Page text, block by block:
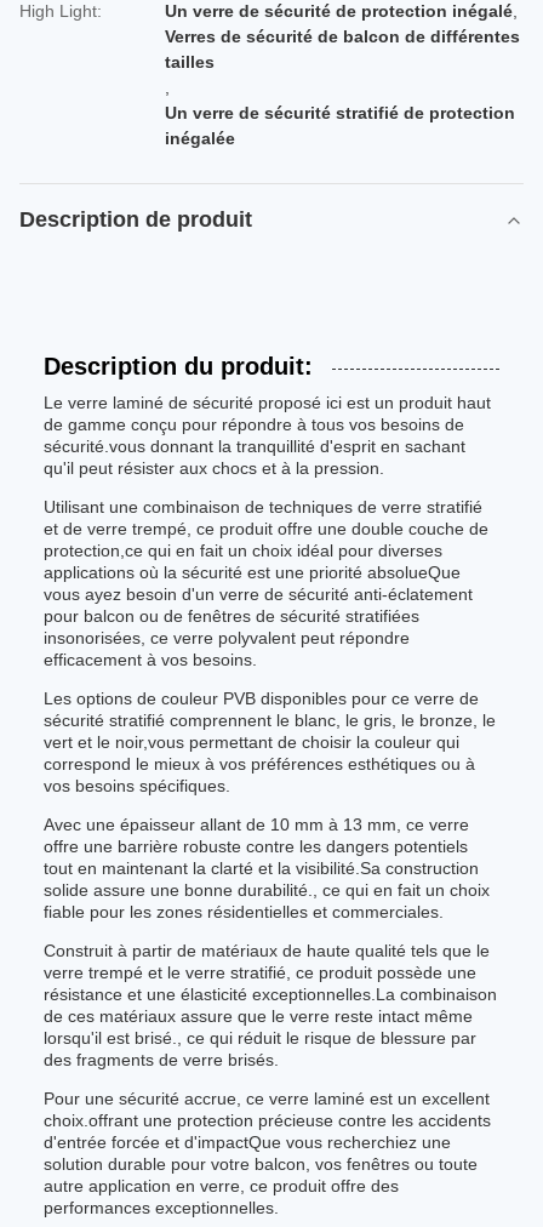
High Light: Un verre de sécurité de protection inégalé
Verres de sécurité de balcon de différentes
tailles
Un verre de sécurité stratifié de protection
inégalée
Description de produit
Description du produit:
Le verre laminé de sécurité proposé ici est un produit haut
de gamme conçu pour répondre à tous vos besoins de
sécurité.vous donnant la tranquillité d'esprit en sachant
qu'il peut résister aux chocs et à la pression.
Utilisant une combinaison de techniques de verre stratifié
et de verre trempé, ce produit offre une double couche de
protection,ce qui en fait un choix idéal pour diverses
applications où la sécurité est une priorité absolueQue
vous ayez besoin d'un verre de sécurité anti-éclatement
pour balcon ou de fenêtres de sécurité stratifiées
insonorisées, ce verre polyvalent peut répondre
efficacement à vos besoins.
Les options de couleur PVB disponibles pour ce verre de
sécurité stratifié comprennent le blanc, le gris, le bronze, le
vert et le noir,vous permettant de choisir la couleur qui
correspond le mieux à vos préférences esthétiques ou à
vos besoins spécifiques.
Avec une épaisseur allant de 10 mm à 13 mm, ce verre
offre une barrière robuste contre les dangers potentiels
tout en maintenant la clarté et la visibilité.Sa construction
solide assure une bonne durabilité., ce qui en fait un choix
fiable pour les zones résidentielles et commerciales.
Construit à partir de matériaux de haute qualité tels que le
verre trempé et le verre stratifié, ce produit possède une
résistance et une élasticité exceptionnelles.La combinaison
de ces matériaux assure que le verre reste intact même
lorsqu'il est brisé., ce qui réduit le risque de blessure par
des fragments de verre brisés.
Pour une sécurité accrue, ce verre laminé est un excellent
choix.offrant une protection précieuse contre les accidents
d'entrée forcée et d'impactQue vous recherchiez une
solution durable pour votre balcon, vos fenêtres ou toute
autre application en verre, ce produit offre des
performances exceptionnelles.